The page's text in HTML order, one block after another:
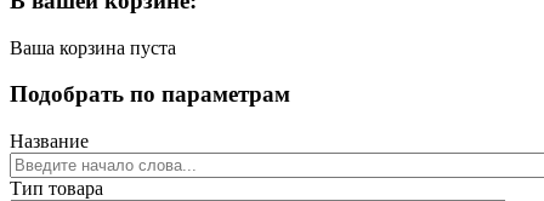
Ваша корзина пуста
Подобрать по параметрам
Название
Тип товара